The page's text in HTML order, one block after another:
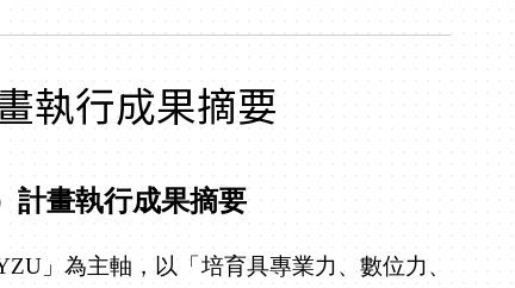
執行成果摘要
計畫執行成果摘要
」為主軸，以「培育具專業力、數位力、